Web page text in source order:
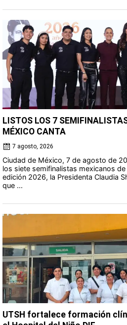
LISTOS LOS 7
MÉXICO CANTA
7 agosto, 2026
Ciudad de México, 7 de agosto de
los siete semifinalistas mexicanos
edición 2026, la Presidenta Claudia
que ...
UTSH fortalece formación